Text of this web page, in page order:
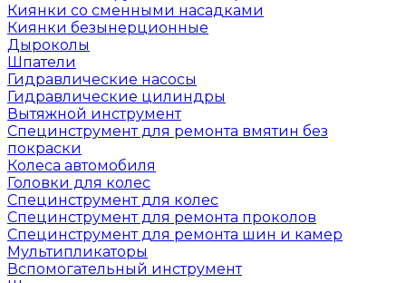
Киянки со сменными насадками
Киянки безынерционные
Дыроколы
Шпатели
Гидравлические насосы
Гидравлические цилиндры
Вытяжной инструмент
Специнструмент для ремонта вмятин без
покраски
Колеса автомобиля
Головки для колес
Специнструмент для колес
Специнструмент для ремонта проколов
Специнструмент для ремонта шин и камер
Мультипликаторы
Вспомогательный инструмент